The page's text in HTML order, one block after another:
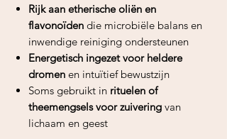
Rijk aan etherische oliën en
flavonoïden die microbiële balans en
inwendige reiniging ondersteunen
Energetisch ingezet voor heldere
dromen en intuïtief bewustzijn
Soms gebruikt in rituelen of
theemengsels voor zuivering van
lichaam en geest